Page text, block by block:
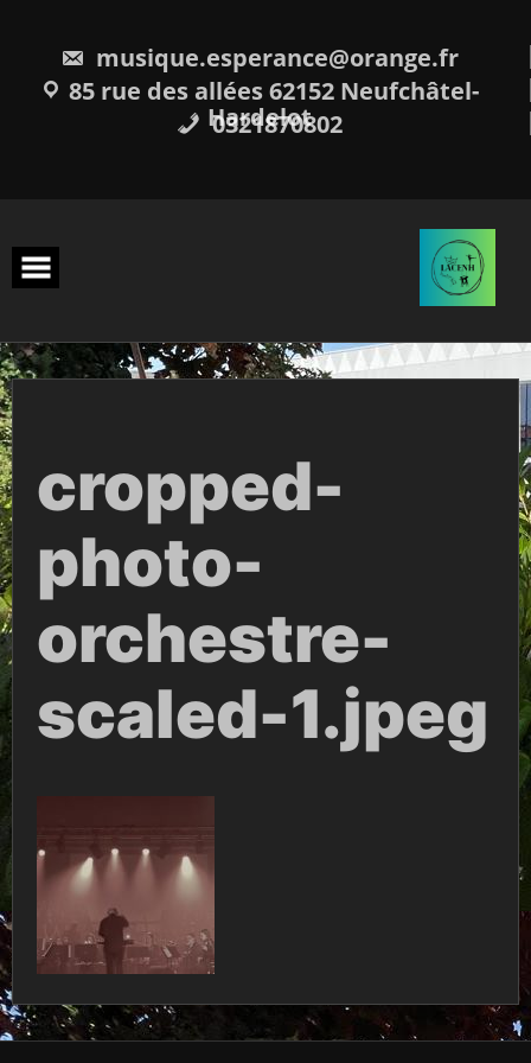
musique.esperance@orange.fr
85 rue des allées 62152 Neufchâtel-
Hardelot
0321870802
cropped-
photo-
orchestre-
scaled-1.jpeg